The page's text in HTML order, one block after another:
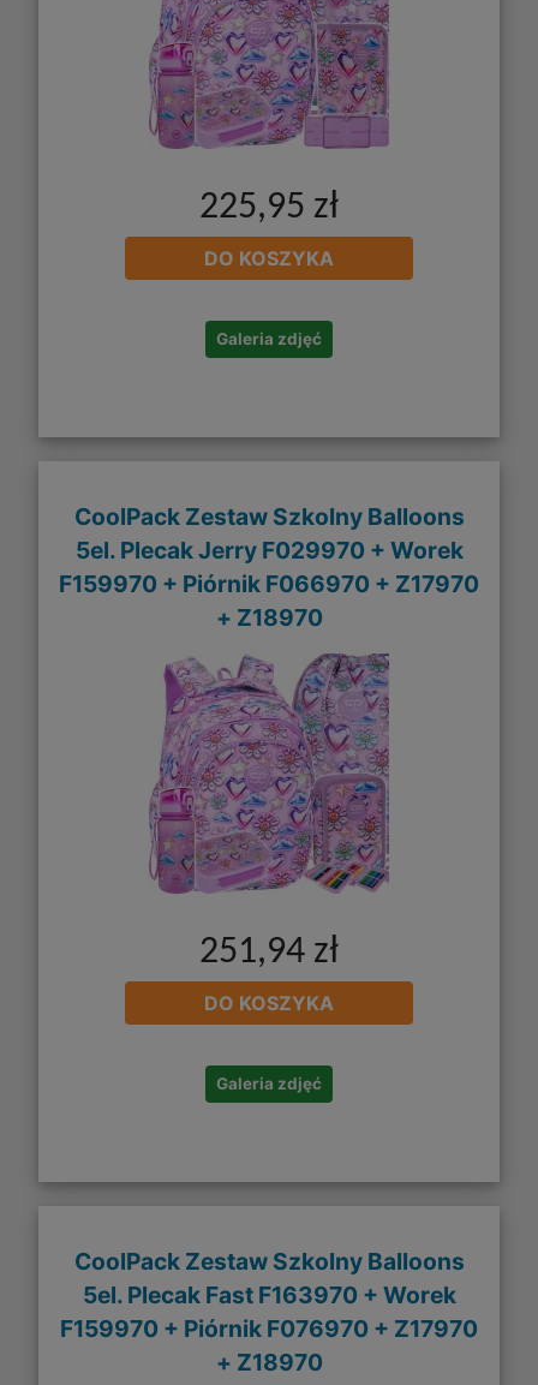
225,95 zł
DO KOSZYKA
Galeria zdjęć
CoolPack Zestaw Szkolny Balloons
5el. Plecak Jerry F029970 + Worek
F159970 + Piórnik F066970 + Z17970
+ Z18970
251,94 zł
DO KOSZYKA
Galeria zdjęć
CoolPack Zestaw Szkolny Balloons
5el. Plecak Fast F163970 + Worek
F159970 + Piórnik F076970 + Z17970
+ Z18970